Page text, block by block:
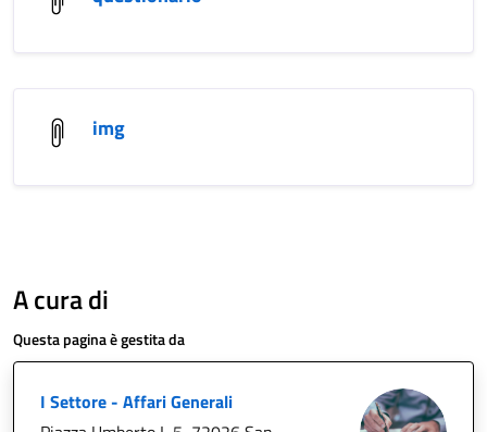
img
A cura di
Questa pagina è gestita da
I Settore - Affari Generali